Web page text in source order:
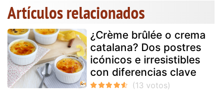
Artículos relacionados
¿Crème brûlée o crema
catalana? Dos postres
icónicos e irresistibles
con diferencias clave